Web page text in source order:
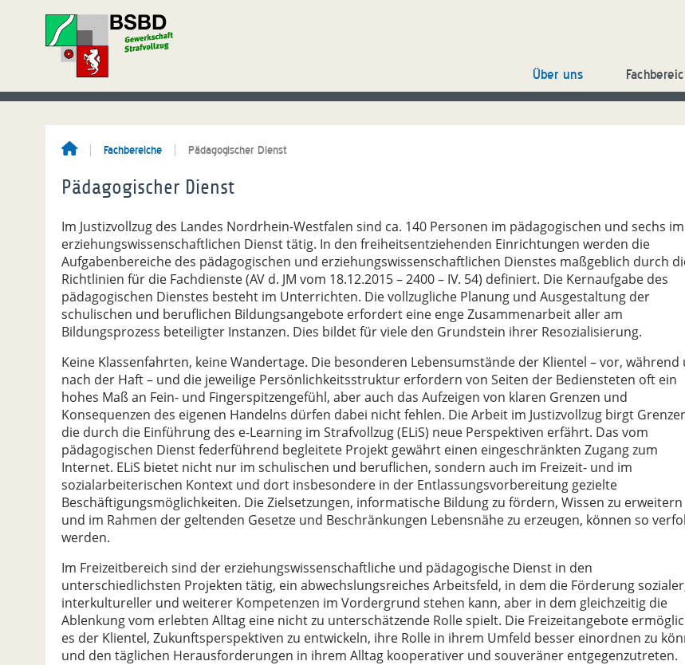
Über uns
Fachbereiche Pädagogischer Dienst
Pädagogischer Dienst
Im Justizvollzug des Landes Nordrhein-Westfalen sind ca. 140 Personen im pädagogischen und sechs im
erziehungswissenschaftlichen Dienst tätig. In den freiheitsentziehenden Einrichtungen werden die
Aufgabenbereiche des pädagogischen und erziehungswissenschaftlichen Dienstes maßgeblich durch
Richtlinien für die Fachdienste (AV d. JM vom 18.12.2015 – 2400 – IV. 54) definiert. Die Kernaufgabe des
pädagogischen Dienstes besteht im Unterrichten. Die vollzugliche Planung und Ausgestaltung der
schulischen und beruflichen Bildungsangebote erfordert eine enge Zusammenarbeit aller am
Bildungsprozess beteiligter Instanzen. Dies bildet für viele den Grundstein ihrer Resozialisierung.
Keine Klassenfahrten, keine Wandertage. Die besonderen Lebensumstände der Klientel – vor, während
nach der Haft – und die jeweilige Persönlichkeitsstruktur erfordern von Seiten der Bediensteten oft ein
hohes Maß an Fein- und Fingerspitzengefühl, aber auch das Aufzeigen von klaren Grenzen und
Konsequenzen des eigenen Handelns dürfen dabei nicht fehlen. Die Arbeit im Justizvollzug birgt
die durch die Einführung des e-Learning im Strafvollzug (ELiS) neue Perspektiven erfährt. Das vom
pädagogischen Dienst federführend begleitete Projekt gewährt einen eingeschränkten Zugang zum
Internet. ELiS bietet nicht nur im schulischen und beruflichen, sondern auch im Freizeit- und im
sozialarbeiterischen Kontext und dort insbesondere in der Entlassungsvorbereitung gezielte
Beschäftigungsmöglichkeiten. Die Zielsetzungen, informatische Bildung zu fördern, Wissen zu erweitern
und im Rahmen der geltenden Gesetze und Beschränkungen Lebensnähe zu erzeugen, können so
werden.
Im Freizeitbereich sind der erziehungswissenschaftliche und pädagogische Dienst in den
unterschiedlichsten Projekten tätig, ein abwechslungsreiches Arbeitsfeld, in dem die Förderung
interkultureller und weiterer Kompetenzen im Vordergrund stehen kann, aber in dem gleichzeitig die
Ablenkung vom erlebten Alltag eine nicht zu unterschätzende Rolle spielt. Die Freizeitangebote
es der Klientel, Zukunftsperspektiven zu entwickeln, ihre Rolle in ihrem Umfeld besser einordnen zu
und den täglichen Herausforderungen in ihrem Alltag kooperativer und souveräner entgegenzutreten.